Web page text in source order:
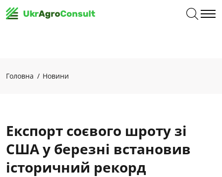
Головна Новини
Експорт соєвого шроту зі
США у березні встановив
історичний рекорд